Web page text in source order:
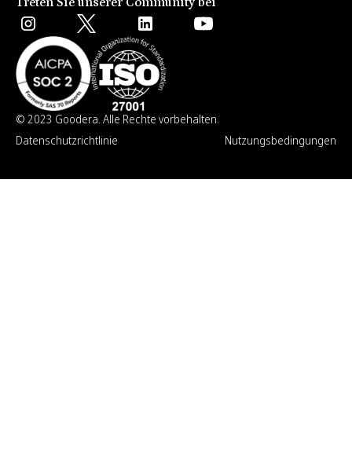
© 2023 Goodera. Alle Rechte vorbehalten.
Datenschutzrichtlinie
Nutzungsbedingungen